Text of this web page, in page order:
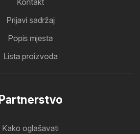
Kontakt
Prijavi sadržaj
Popis mjesta
Lista proizvoda
Partnerstvo
Kako oglašavati